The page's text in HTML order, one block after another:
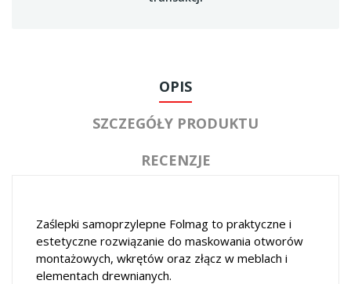
OPIS
SZCZEGÓŁY PRODUKTU
RECENZJE
Zaślepki samoprzylepne Folmag to praktyczne i
estetyczne rozwiązanie do maskowania otworów
montażowych, wkrętów oraz złącz w meblach i
elementach drewnianych.